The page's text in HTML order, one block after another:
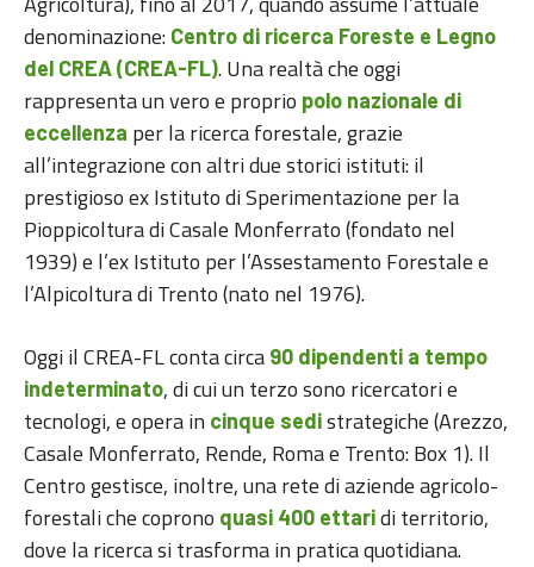
denominazione: Centro di ricerca Foreste e Legno
del CREA (CREA-FL). Una realtà che oggi
rappresenta un vero e proprio polo nazionale di
eccellenza per la ricerca forestale, grazie
all’integrazione con altri due storici istituti: il
prestigioso ex Istituto di Sperimentazione per la
Pioppicoltura di Casale Monferrato (fondato nel
1939) e l’ex Istituto per l’Assestamento Forestale e
l’Alpicoltura di Trento (nato nel 1976).
Oggi il CREA-FL conta circa 90 dipendenti a tempo
indeterminato, di cui un terzo sono ricercatori e
tecnologi, e opera in cinque sedistrategiche (Arezzo,
Casale Monferrato, Rende, Roma e Trento: Box 1). Il
Centro gestisce, inoltre, una rete di aziende agricolo-
forestali che coprono quasi 400 ettaridi territorio,
dove la ricerca si trasforma in pratica quotidiana.